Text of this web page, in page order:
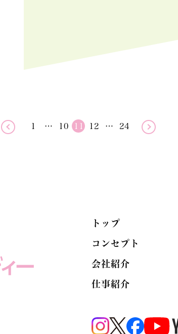
1 … 10 11 12 … 24
トップ
コンセプト
会社紹介
仕事紹介